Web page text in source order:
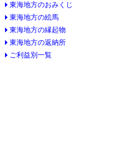
東海地方のおみくじ
東海地方の絵馬
東海地方の縁起物
東海地方の返納所
ご利益別一覧